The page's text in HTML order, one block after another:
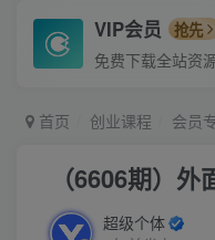
VIP会员 抢先
免费下载全站资
首页 创业课程 会员
（6606期）
超级个体